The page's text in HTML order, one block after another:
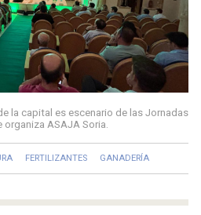
la capital es escenario de las Jornadas
ASAJA Soria.
FERTILIZANTES GANADERÍA